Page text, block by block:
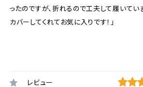
ったのですが、折れるので工夫して履いてい
カバーしてくれてお気に入りです！」
レビュー